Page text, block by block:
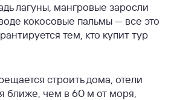
лагуны, мангровые заросли
кокосовые пальмы — все это
тем, кто купит тур
строить дома, отели
ближе, чем в 60 м от моря,